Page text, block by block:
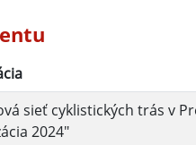
sieť cyklistických trás v
2024"